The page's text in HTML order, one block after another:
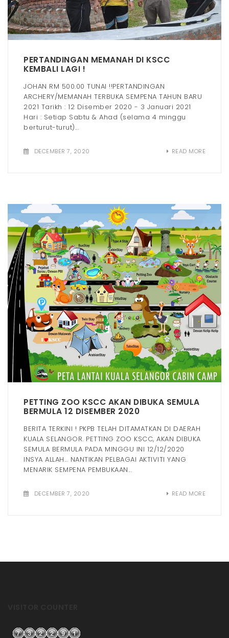
t
i
PERTANDINGAN MEMANAH DI KSCC
KEMBALI LAGI !
JOHAN RM 500.00 TUNAI !!PERTANDINGAN
ARCHERY/MEMANAH TERBUKA SEMPENA TAHUN BARU
2021 Tarikh : 12 Disember 2020 - 3 Januari 2021
Hari : Setiap Sabtu & Ahad (selama 4 minggu
berturut-turut)...
DECEMBER 7, 2020 READ MORE
PETTING ZOO KSCC AKAN DIBUKA SEMULA
BERMULA 12 DISEMBER 2020
BERITA TERKINI ! PKPB TELAH DITAMATKAN DI DAERAH
KUALA SELANGOR. PETTING ZOO KSCC, AKAN DIBUKA
SEMULA BERMULA PADA MINGGU INI 12/12/2020
INSYA ALLAH... NANTIKAN PELBAGAI AKTIVITI YANG
MENARIK SEMPENA PEMBUKAAN...
DECEMBER 7, 2020 READ MORE